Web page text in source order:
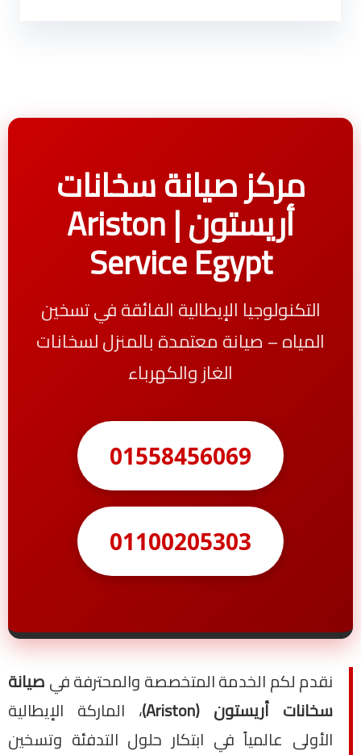
مركز صيانة سخانات
أريستون | Ariston
Service Egypt
التكنولوجيا الإيطالية الفائقة في تسخين
المياه – صيانة معتمدة بالمنزل لسخانات
الغاز والكهرباء
01558456069
01100205303
نقدم لكم الخدمة المتخصصة والمحترفة فيصيانة
سخانات أريستون (Ariston)
، الماركة الإيطالية
الأولى عالمياً في ابتكار حلول التدفئة وتسخين